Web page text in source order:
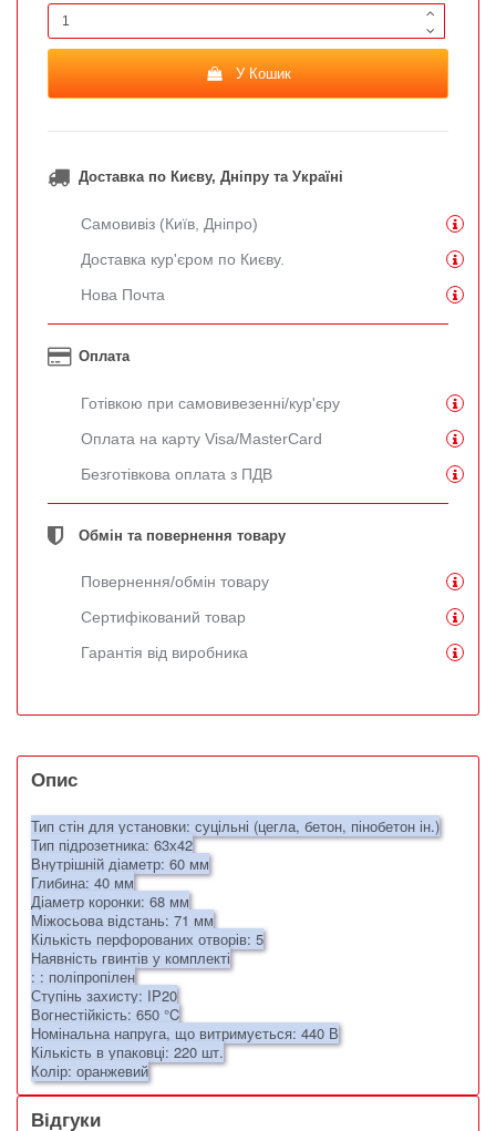
У Кошик
Доставка по Києву, Дніпру та Україні
Самовивіз (Київ, Дніпро)
Доставка кур'єром по Києву.
Нова Почта
Оплата
Готівкою при самовивезенні/кур'єру
Оплата на карту Visa/MasterCard
Безготівкова оплата з ПДВ
Обмін та повернення товару
Повернення/обмін товару
Сертифікований товар
Гарантія від виробника
Опис
Тип стін для установки: суцільні (цегла, бетон, пінобетон ін.)
Тип підрозетника: 63х42
Внутрішній діаметр: 60 мм
Глибина: 40 мм
Діаметр коронки: 68 мм
Міжосьова відстань: 71 мм
Кількість перфорованих отворів: 5
Наявність гвинтів у комплекті
: : поліпропілен
Ступінь захисту: IP20
Вогнестійкість: 650 °C
Номінальна напруга, що витримується: 440 В
Кількість в упаковці: 220 шт.
Колір: оранжевий
Відгуки